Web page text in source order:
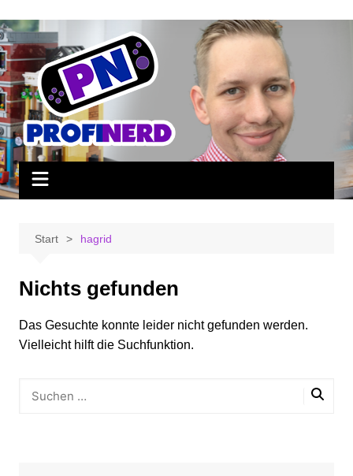
Inhalt
springen
Start hagrid
Nichts gefunden
Das Gesuchte konnte leider nicht gefunden werden.
Vielleicht hilft die Suchfunktion.